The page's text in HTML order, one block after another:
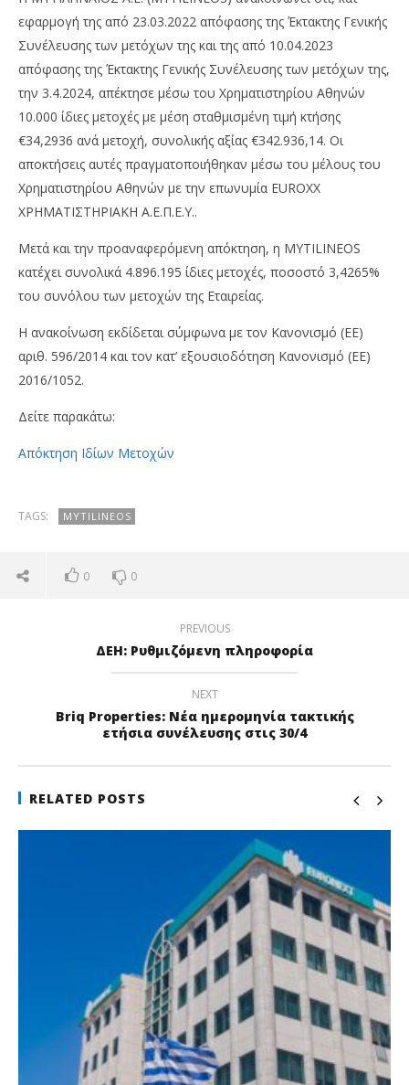
εφαρμογή της από 23.03.2022 απόφασης της Έκτακτης Γενικής
Συνέλευσης των μετόχων της και της από 10.04.2023
απόφασης της Έκτακτης Γενικής Συνέλευσης των μετόχων της,
την 3.4.2024, απέκτησε μέσω του Χρηματιστηρίου Αθηνών
10.000 ίδιες μετοχές με μέση σταθμισμένη τιμή κτήσης
€34,2936 ανά μετοχή, συνολικής αξίας €342.936,14. Οι
αποκτήσεις αυτές πραγματοποιήθηκαν μέσω του μέλους του
Χρηματιστηρίου Αθηνών με την επωνυμία EUROXX
ΧΡΗΜΑΤΙΣΤΗΡΙΑΚΗ Α.Ε.Π.Ε.Υ..
Μετά και την προαναφερόμενη απόκτηση, η MYTILINEOS
κατέχει συνολικά 4.896.195 ίδιες μετοχές, ποσοστό 3,4265%
του συνόλου των μετοχών της Εταιρείας.
Η ανακοίνωση εκδίδεται σύμφωνα με τον Κανονισμό (ΕΕ)
αριθ. 596/2014 και τον κατ’ εξουσιοδότηση Κανονισμό (ΕΕ)
2016/1052.
Δείτε παρακάτω:
Απόκτηση Ιδίων Μετοχών
TAGS: MYTILINEOS
0 0
PREVIOUS
ΔΕΗ: Ρυθμιζόμενη πληροφορία
NEXT
Briq Properties: Νέα ημερομηνία τακτικής
ετήσια συνέλευσης στις 30/4
RELATED POSTS